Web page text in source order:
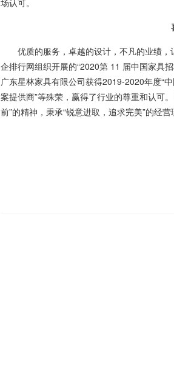
场认可。
喜
优质的服务，卓越的设计，不凡的业绩，
企排行网组织开展的“2020第 11 届中国家具
广东星林家具有限公司获得2019-2020年度“
案提供商”等殊荣，赢得了行业的尊重和认可
前”的精神，秉承“锐意进取，追求完美”的经